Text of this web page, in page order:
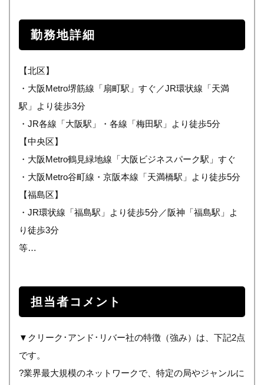
勤務地詳細
【北区】
・大阪Metro堺筋線「扇町駅」すぐ／JR環状線「天満
駅」より徒歩3分
・JR各線「大阪駅」・各線「梅田駅」より徒歩5分
【中央区】
・大阪Metro鶴見緑地線「大阪ビジネスパーク駅」すぐ
・大阪Metro谷町線・京阪本線「天満橋駅」より徒歩5分
【福島区】
・JR環状線「福島駅」より徒歩5分／阪神「福島駅」よ
り徒歩3分
等…
担当者コメント
▼クリーク･アンド･リバー社の特徴（強み）は、下記2点
です。
?業界最大規模のネットワークで、特定の局やジャンルに